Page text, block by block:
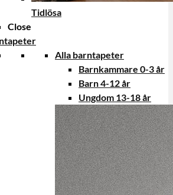
Tidlösa
Close
Alla barntapeter
Barnkammare 0-3 år
Barn 4-12 år
Ungdom 13-18 år